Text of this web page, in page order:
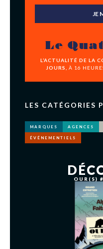
JE
Le
L’ACTUALITÉ DE LA
JOURS,
À 16
LES CATÉGORIES
MARQUES AGENCES
ÉVÉNEMENTIELS
OUR(S)